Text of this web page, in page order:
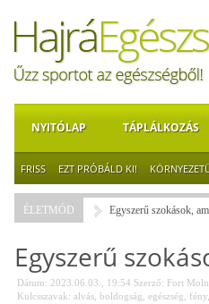
NYITÓLAP TÁPLÁLKOZÁS
FRISS EZT PRÓBÁLD KI!
ÉLETMÓD Egyszerű szokások,
Egyszerű
Dátum: 2023.06.03., 19:54 Szerző: Fort
Kulcsszavak: alvás boldogság egészség fény